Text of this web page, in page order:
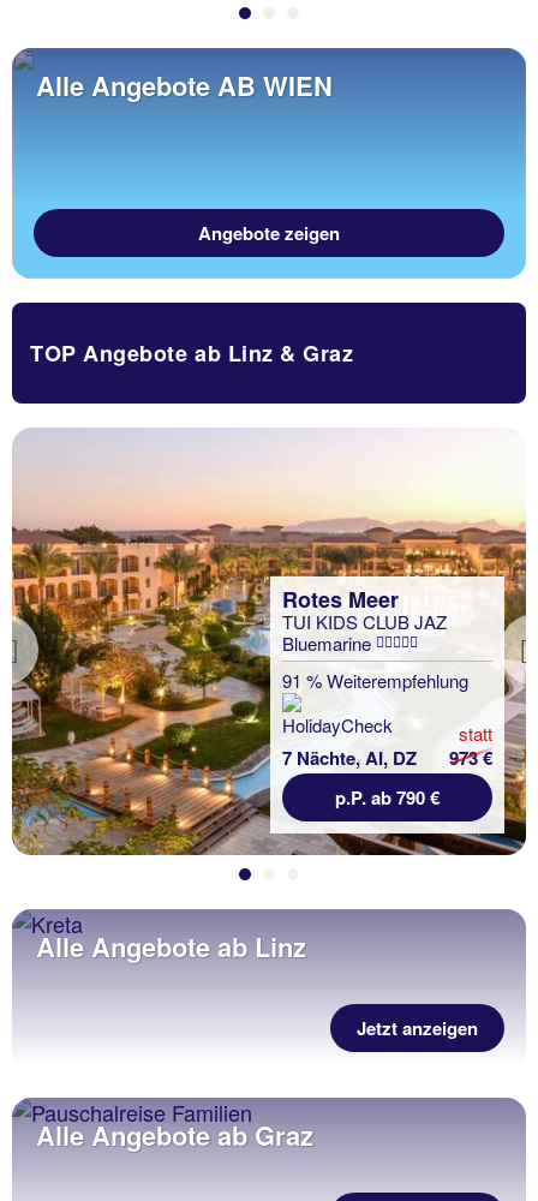
Alle Angebote AB WIEN
Angebote zeigen
TOP Angebote ab Linz & Graz
Previous
Rotes Meer
TUI KIDS CLUB JAZ
Bluemarine
91 % Weiterempfehlung
7 Nächte, AI, DZ
statt
973 €
p.P. ab 790 €
Alle Angebote ab Linz
Jetzt anzeigen
Alle Angebote ab Graz